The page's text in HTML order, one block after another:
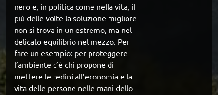
nero e, in politica come nella vita, il
più delle volte la soluzione migliore
non si trova in un estremo, ma nel
delicato equilibrio nel mezzo. Per
fare un esempio: per proteggere
l’ambiente c’è chi propone di
mettere le redini all’economia e la
vita delle persone nelle mani dello